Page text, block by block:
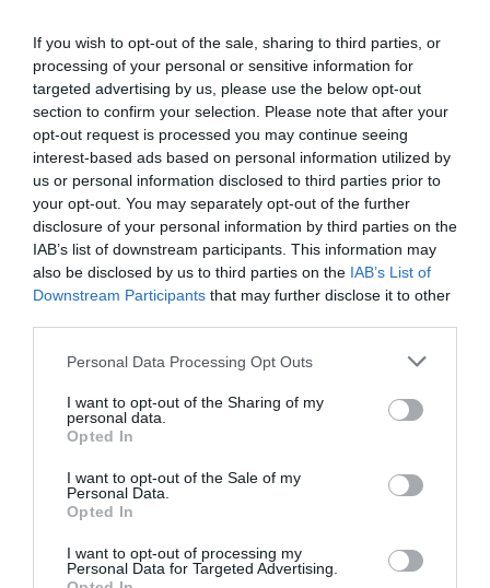
If you wish to opt-out of the sale, sharing to third parties, or
processing of your personal or sensitive information for
targeted advertising by us, please use the below opt-out
section to confirm your selection. Please note that after your
opt-out request is processed you may continue seeing
interest-based ads based on personal information utilized by
us or personal information disclosed to third parties prior to
your opt-out. You may separately opt-out of the further
disclosure of your personal information by third parties on the
IAB’s list of downstream participants. This information may
also be disclosed by us to third parties on the IAB’s List of
Downstream Participants that may further disclose it to other
Please note that this website/app uses one or more Google
not limited to your visit or usage behaviour. You may click to
grant or deny consent to Google and its third-party tags to
use your data for below specified purposes in below Google
consent section.
Personal Data Processing Opt Outs
I want to opt-out of the Sharing of my
personal data.
Opted In
I want to opt-out of the Sale of my
Personal Data.
Opted In
I want to opt-out of processing my
Personal Data for Targeted Advertising.
ΔΙΕΘΝΗ
Ανησυχία ΟΗΕ για τον αρνητικό αντίκτυπο
που έχουν οι εξελίξεις στα Βαρώσια
Τι ανέφερε η ειδική αντιπρόσωπος
21.07.2021 - 22:42
ΧΩΡΙΣ ΚΑΤΗΓΟΡΙΑ